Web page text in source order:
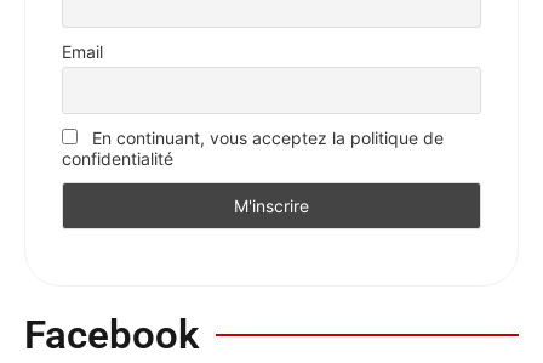
Email
En continuant, vous acceptez la politique de
confidentialité
Facebook